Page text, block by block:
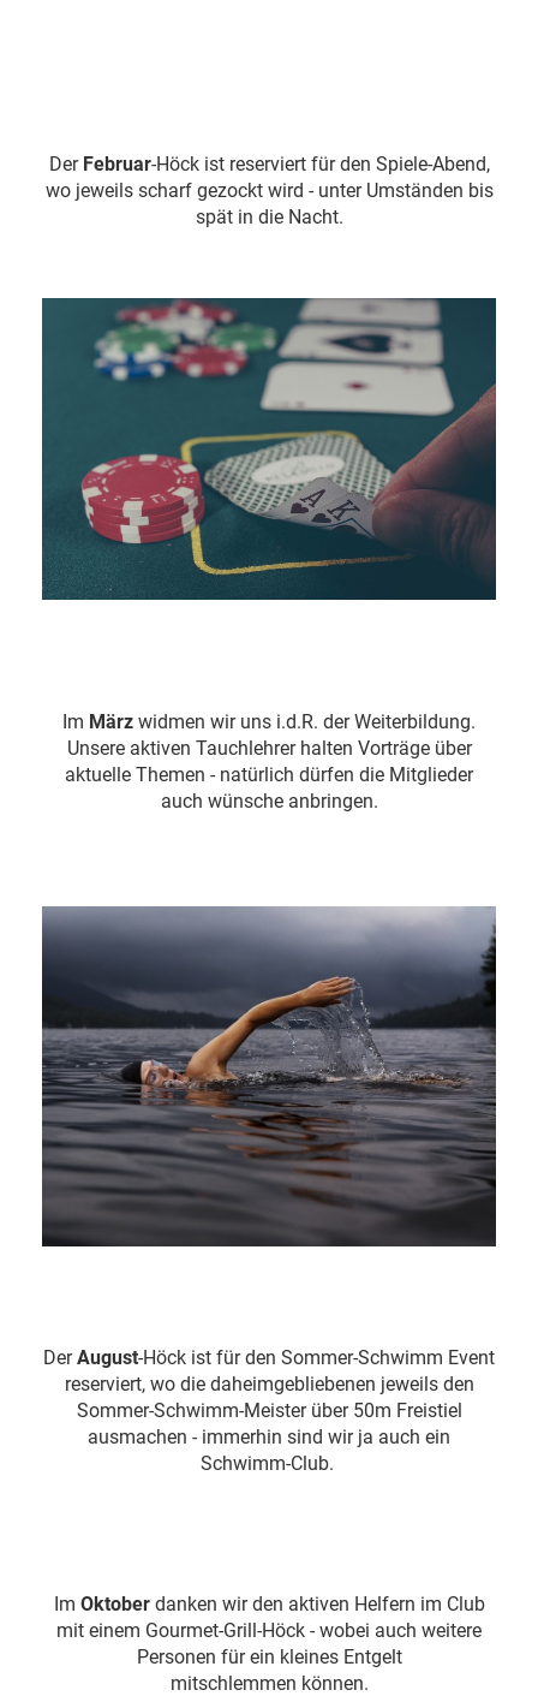
Der Februar-Höck ist reserviert für den Spiele-Abend,
wo jeweils scharf gezockt wird - unter Umständen bis
spät in die Nacht.
Im März widmen wir uns i.d.R. der Weiterbildung.
Unsere aktiven Tauchlehrer halten Vorträge über
aktuelle Themen - natürlich dürfen die Mitglieder
auch wünsche anbringen.
DerAugust-Höck ist für den Sommer-Schwimm Event
reserviert, wo die daheimgebliebenen jeweils den
Sommer-Schwimm-Meister über 50m Freistiel
ausmachen - immerhin sind wir ja auch ein
Schwimm-Club.
Im Oktoberdanken wir den aktiven Helfern im Club
mit einem Gourmet-Grill-Höck - wobei auch weitere
Personen für ein kleines Entgelt
mitschlemmen können.